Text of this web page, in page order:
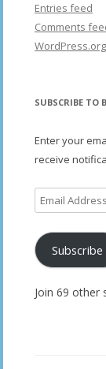
Entries feed
Comments
WordPress.org
SUBSCRIBE TO
Enter your
receive
Email
Address
Subscribe
Join 69 other